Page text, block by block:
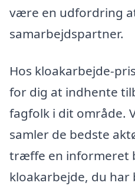
være en udfordring
samarbejdspartner.
Hos kloakarbejde-
for dig at indhente
fagfolk i dit område.
samler de bedste
træffe en informeret
kloakarbejde, du